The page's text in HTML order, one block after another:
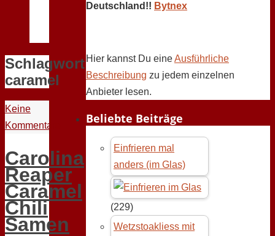
Schlagwort:
caramel
Keine
Kommentare
Carolina
Reaper
Caramel
Chili
Samen
Deutschland!! Bytnex
Hier kannst Du eineAusführliche
Beschreibung zu jedem einzelnen
Anbieter lesen.
Beliebte Beiträge
Einfrieren mal
anders (im Glas)
(229)
Wetzstoakliess mit